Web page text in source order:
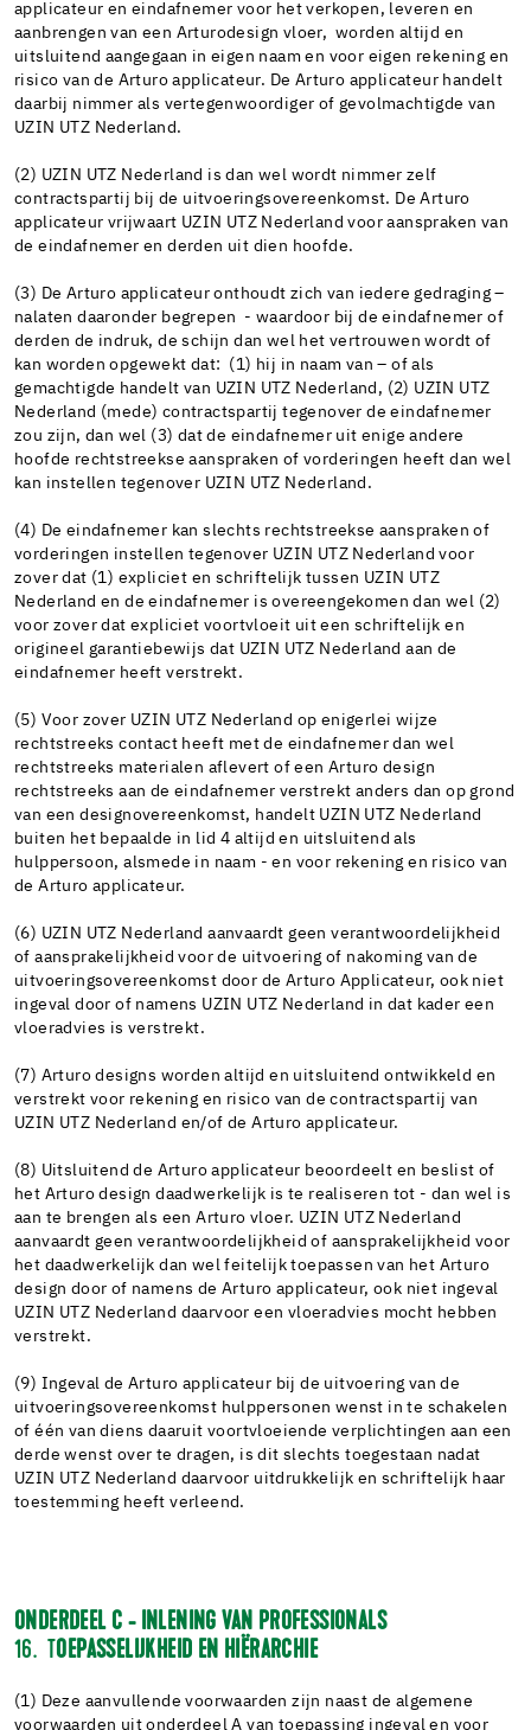
applicateur en eindafnemer voor het verkopen, leveren en
aanbrengen van een Arturodesign vloer, worden altijd en
uitsluitend aangegaan in eigen naam en voor eigen rekening en
risico van de Arturo applicateur. De Arturo applicateur handelt
daarbij nimmer als vertegenwoordiger of gevolmachtigde van
UZIN UTZ Nederland.
(2) UZIN UTZ Nederland is dan wel wordt nimmer zelf
contractspartij bij de uitvoeringsovereenkomst. De Arturo
applicateur vrijwaart UZIN UTZ Nederland voor aanspraken van
de eindafnemer en derden uit dien hoofde.
(3) De Arturo applicateur onthoudt zich van iedere gedraging –
nalaten daaronder begrepen - waardoor bij de eindafnemer of
derden de indruk, de schijn dan wel het vertrouwen wordt of
kan worden opgewekt dat: (1) hij in naam van – of als
gemachtigde handelt van UZIN UTZ Nederland, (2) UZIN UTZ
Nederland (mede) contractspartij tegenover de eindafnemer
zou zijn, dan wel (3) dat de eindafnemer uit enige andere
hoofde rechtstreekse aanspraken of vorderingen heeft dan wel
kan instellen tegenover UZIN UTZ Nederland.
(4) De eindafnemer kan slechts rechtstreekse aanspraken of
vorderingen instellen tegenover UZIN UTZ Nederland voor
zover dat (1) expliciet en schriftelijk tussen UZIN UTZ
Nederland en de eindafnemer is overeengekomen dan wel (2)
voor zover dat expliciet voortvloeit uit een schriftelijk en
origineel garantiebewijs dat UZIN UTZ Nederland aan de
eindafnemer heeft verstrekt.
(5) Voor zover UZIN UTZ Nederland op enigerlei wijze
rechtstreeks contact heeft met de eindafnemer dan wel
rechtstreeks materialen aflevert of een Arturo design
rechtstreeks aan de eindafnemer verstrekt anders dan op grond
van een designovereenkomst, handelt UZIN UTZ Nederland
buiten het bepaalde in lid 4 altijd en uitsluitend als
hulppersoon, alsmede in naam - en voor rekening en risico van
de Arturo applicateur.
(6) UZIN UTZ Nederland aanvaardt geen verantwoordelijkheid
of aansprakelijkheid voor de uitvoering of nakoming van de
uitvoeringsovereenkomst door de Arturo Applicateur, ook niet
ingeval door of namens UZIN UTZ Nederland in dat kader een
vloeradvies is verstrekt.
(7) Arturo designs worden altijd en uitsluitend ontwikkeld en
verstrekt voor rekening en risico van de contractspartij van
UZIN UTZ Nederland en/of de Arturo applicateur.
(8) Uitsluitend de Arturo applicateur beoordeelt en beslist of
het Arturo design daadwerkelijk is te realiseren tot - dan wel is
aan te brengen als een Arturo vloer. UZIN UTZ Nederland
aanvaardt geen verantwoordelijkheid of aansprakelijkheid voor
het daadwerkelijk dan wel feitelijk toepassen van het Arturo
design door of namens de Arturo applicateur, ook niet ingeval
UZIN UTZ Nederland daarvoor een vloeradvies mocht hebben
verstrekt.
(9) Ingeval de Arturo applicateur bij de uitvoering van de
uitvoeringsovereenkomst hulppersonen wenst in te schakelen
of één van diens daaruit voortvloeiende verplichtingen aan een
derde wenst over te dragen, is dit slechts toegestaan nadat
UZIN UTZ Nederland daarvoor uitdrukkelijk en schriftelijk haar
toestemming heeft verleend.
ONDERDEEL C - INLENING VAN PROFESSIONALS
16. TOEPASSELIJKHEID EN HIËRARCHIE
(1) Deze aanvullende voorwaarden zijn naast de algemene
voorwaarden uit onderdeel A van toepassing ingeval en voor